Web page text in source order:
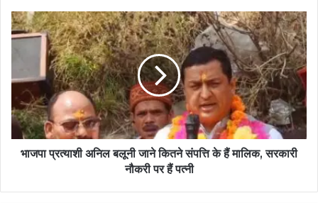
भाजपा प्रत्याशी अनिल बलूनी जाने कितने संपत्ति के हैं मालिक, सरकारी
नौकरी पर हैं पत्नी